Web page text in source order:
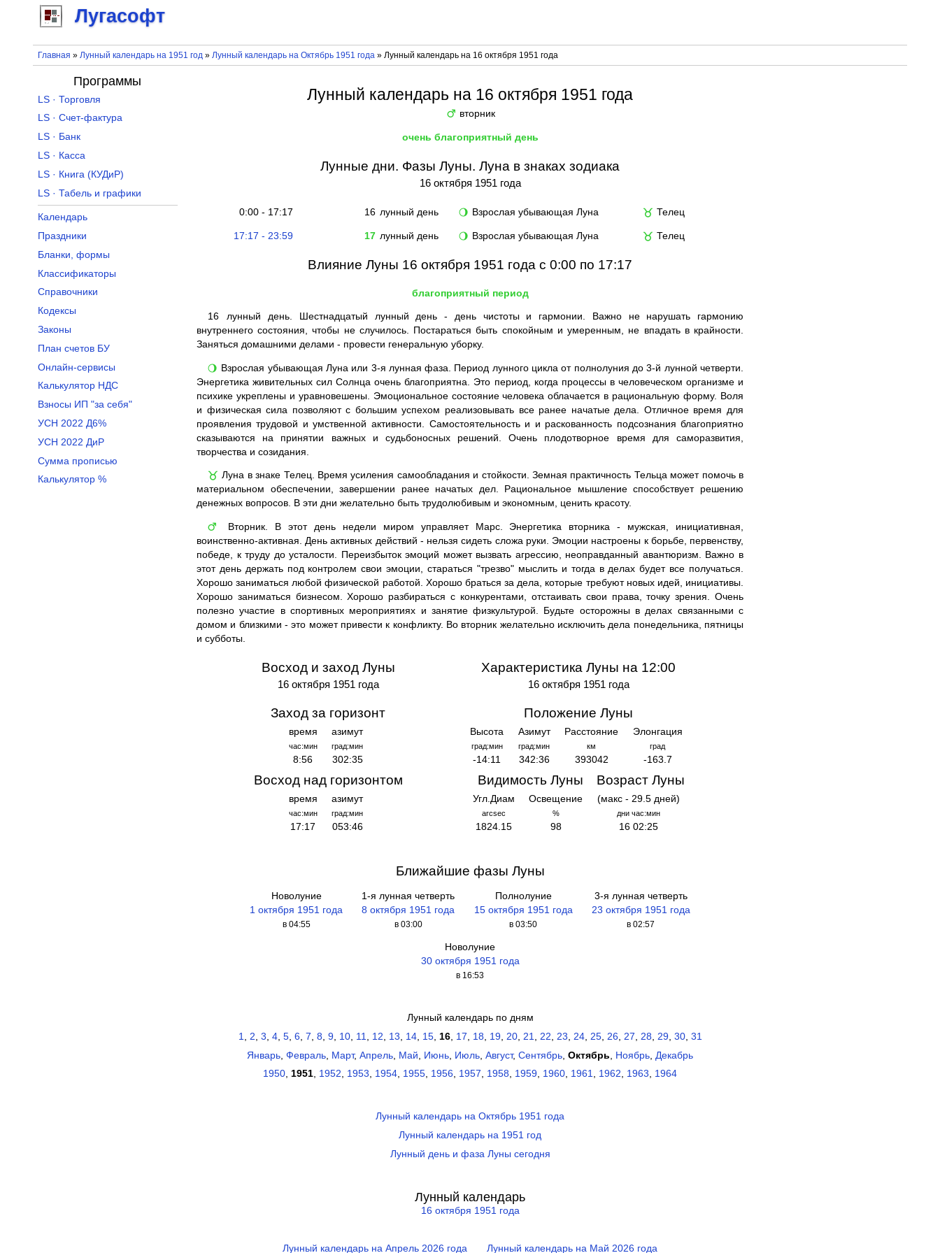
Лугасофт
Главная » Лунный календарь на 1951 год» Лунный календарь на Октябрь 1951 года» Лунный календарь на 16 октября 1951 года
Лунный календарь на 16 октября 1951 года
♂ вторник
очень благоприятный день
Лунные дни. Фазы Луны. Луна в знаках зодиака
16 октября 1951 года
0:00 - 17:17 16 лунный день 🌖 Взрослая убывающая Луна ♉ Телец
17:17 - 23:59 17 лунный день 🌖 Взрослая убывающая Луна ♉ Телец
Влияние Луны 16 октября 1951 года с 0:00 по 17:17
благоприятный период
16
лунный день. Шестнадцатый лунный день - день чистоты и гармонии. Важно не нарушать гармонию
внутреннего состояния, чтобы не случилось. Постараться быть спокойным и умеренным, не впадать в крайности.
Заняться домашними делами - провести генеральную уборку.
🌖 Взрослая убывающая Луна или 3-я лунная фаза. Период лунного цикла от полнолуния до 3-й лунной четверти.
Энергетика живительных сил Солнца очень благоприятна. Это период, когда процессы в человеческом организме и
психике укреплены и уравновешены. Эмоциональное состояние человека облачается в рациональную форму. Воля
и физическая сила позволяют с большим успехом реализовывать все ранее начатые дела. Отличное время для
проявления трудовой и умственной активности. Самостоятельность и и раскованность подсознания благоприятно
сказываются на принятии важных и судьбоносных решений. Очень плодотворное время для саморазвития,
творчества и созидания.
♉ Луна в знаке Телец. Время усиления самообладания и стойкости. Земная практичность Тельца может помочь в
материальном обеспечении, завершении ранее начатых дел. Рациональное мышление способствует решению
денежных вопросов. В эти дни желательно быть трудолюбивым и экономным, ценить красоту.
♂
Вторник. В этот день недели миром управляет Марс. Энергетика вторника - мужская, инициативная,
воинственно-активная. День активных действий - нельзя сидеть сложа руки. Эмоции настроены к борьбе, первенству,
победе, к труду до усталости. Переизбыток эмоций может вызвать агрессию, неоправданный авантюризм. Важно в
этот день держать под контролем свои эмоции, стараться "трезво" мыслить и тогда в делах будет все получаться.
Хорошо заниматься любой физической работой. Хорошо браться за дела, которые требуют новых идей, инициативы.
Хорошо заниматься бизнесом. Хорошо разбираться с конкурентами, отстаивать свои права, точку зрения. Очень
полезно участие в спортивных мероприятиях и занятие физкультурой. Будьте осторожны в делах связанными с
домом и близкими - это может привести к конфликту. Во вторник желательно исключить дела понедельника, пятницы
и субботы.
Восход и заход Луны
16 октября 1951 года
Заход за горизонт
время
час:мин
8:56
азимут
град:мин
302:35
Восход над горизонтом
время
час:мин
17:17
азимут
град:мин
053:46
Характеристика Луны на 12:00
16 октября 1951 года
Положение Луны
Высота
град:мин
-14:11
Азимут
град:мин
342:36
Расстояние
км
393042
Элонгация
град
-163.7
Видимость Луны
Угл.Диам
arcsec
1824.15
Освещение
%
98
Возраст Луны
(макс - 29.5 дней)
дни час:мин
16 02:25
Ближайшие фазы Луны
Новолуние
1 октября 1951 года
в 04:55
1-я лунная четверть
8 октября 1951 года
в 03:00
Полнолуние
15 октября 1951 года
в 03:50
3-я лунная четверть
23 октября 1951 года
в 02:57
Новолуние
30 октября 1951 года
в 16:53
Лунный календарь по дням
1
2 3 4, 5, 6, 7 8 9, 10, 11 12 13 14, 15, 16, 17 18 19, 20, 21 22 23 24, 25, 26, 27 28 29, 30, 31
Январь Февраль Март, Апрель Май Июнь Июль Август, Сентябрь Октябрь Ноябрь Декабрь
1950, 1951, 1952, 1953, 1954, 1955, 1956, 1957, 1958, 1959, 1960, 1961, 1962, 1963, 1964
Лунный календарь на Октябрь 1951 года
Лунный календарь на 1951 год
Лунный день и фаза Луны сегодня
Лунный календарь
16 октября 1951 года
Лунный календарь на Апрель 2026 года Лунный календарь на Май 2026 года
Программы
LS · Торговля
LS · Счет-фактура
LS · Банк
LS · Касса
LS · Книга (КУДиР)
LS · Табель и графики
Календарь
Праздники
Бланки, формы
Классификаторы
Справочники
Кодексы
Законы
План счетов БУ
Онлайн-сервисы
Калькулятор НДС
Взносы ИП "за себя"
УСН 2022 Д6%
УСН 2022 ДиР
Сумма прописью
Калькулятор %